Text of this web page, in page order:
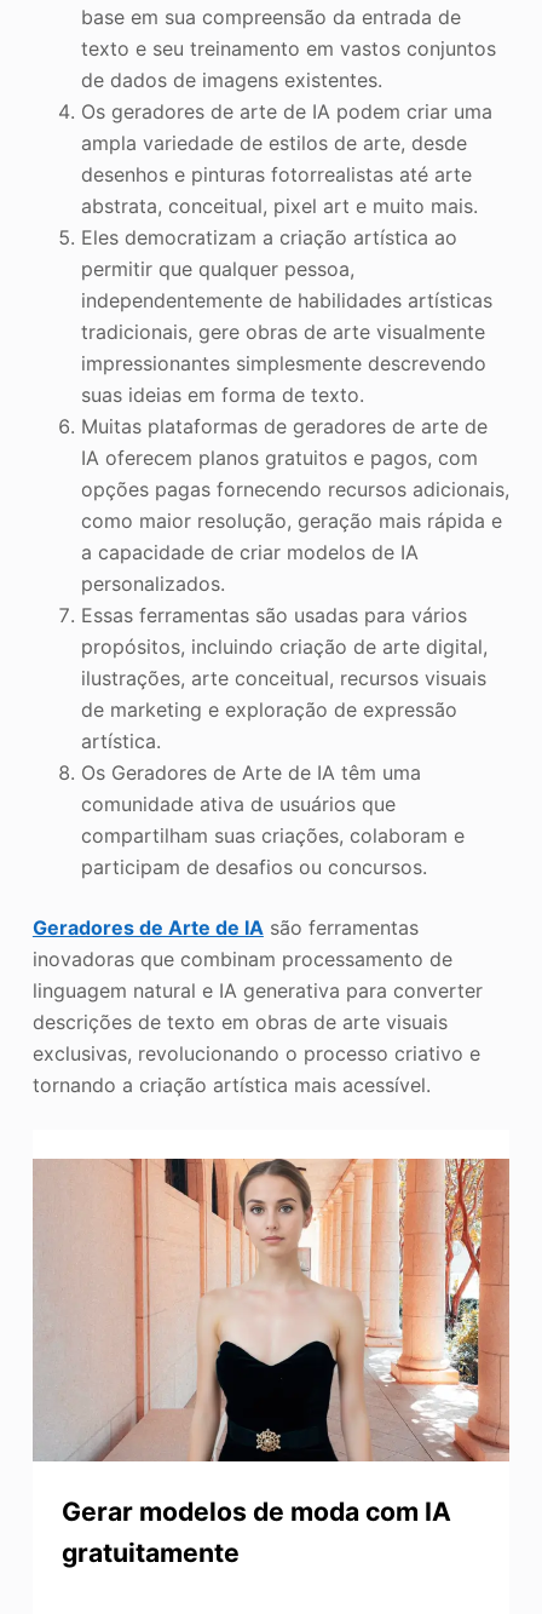
base em sua compreensão da entrada de
texto e seu treinamento em vastos conjuntos
de dados de imagens existentes.
Os geradores de arte de IA podem criar uma
ampla variedade de estilos de arte, desde
desenhos e pinturas fotorrealistas até arte
abstrata, conceitual, pixel art e muito mais.
Eles democratizam a criação artística ao
permitir que qualquer pessoa,
independentemente de habilidades artísticas
tradicionais, gere obras de arte visualmente
impressionantes simplesmente descrevendo
suas ideias em forma de texto.
Muitas plataformas de geradores de arte de
IA oferecem planos gratuitos e pagos, com
opções pagas fornecendo recursos adicionais,
como maior resolução, geração mais rápida e
a capacidade de criar modelos de IA
personalizados.
Essas ferramentas são usadas para vários
propósitos, incluindo criação de arte digital,
ilustrações, arte conceitual, recursos visuais
de marketing e exploração de expressão
artística.
Os Geradores de Arte de IA têm uma
comunidade ativa de usuários que
compartilham suas criações, colaboram e
participam de desafios ou concursos.
Geradores de Arte de IAsão ferramentas
inovadoras que combinam processamento de
linguagem natural e IA generativa para converter
descrições de texto em obras de arte visuais
exclusivas, revolucionando o processo criativo e
tornando a criação artística mais acessível.
Gerar modelos de moda com IA
gratuitamente